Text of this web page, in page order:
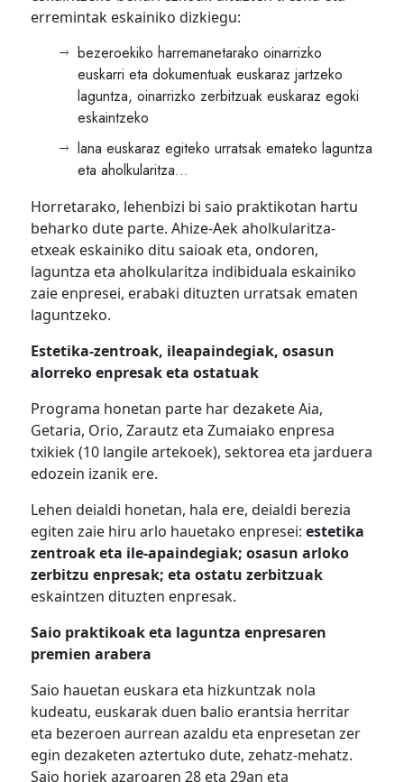
erremintak eskainiko dizkiegu:
bezeroekiko harremanetarako oinarrizko
euskarri eta dokumentuak euskaraz jartzeko
laguntza, oinarrizko zerbitzuak euskaraz egoki
eskaintzeko
lana euskaraz egiteko urratsak emateko laguntza
eta aholkularitza…
Horretarako, lehenbizi bi saio praktikotan hartu
beharko dute parte. Ahize-Aek aholkularitza-
etxeak eskainiko ditu saioak eta, ondoren,
laguntza eta aholkularitza indibiduala eskainiko
zaie enpresei, erabaki dituzten urratsak ematen
laguntzeko.
Estetika-zentroak, ileapaindegiak, osasun
alorreko enpresak eta ostatuak
Programa honetan parte har dezakete Aia,
Getaria, Orio, Zarautz eta Zumaiako enpresa
txikiek (10 langile artekoek), sektorea eta jarduera
edozein izanik ere.
Lehen deialdi honetan, hala ere, deialdi berezia
egiten zaie hiru arlo hauetako enpresei:estetika
zentroak eta ile-apaindegiak; osasun arloko
zerbitzu enpresak; eta ostatu zerbitzuak
eskaintzen dituzten enpresak.
Saio praktikoak eta laguntza enpresaren
premien arabera
Saio hauetan euskara eta hizkuntzak nola
kudeatu, euskarak duen balio erantsia herritar
eta bezeroen aurrean azaldu eta enpresetan zer
egin dezaketen aztertuko dute, zehatz-mehatz.
Saio horiek azaroaren 28 eta 29an eta